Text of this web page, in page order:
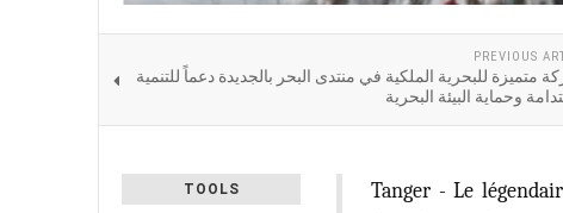
PREVIOUS
متميزة للبحرية الملكية في منتدى البحر بالجديدة دعماً للتنمية
وحماية البيئة البحرية
TOOLS
Tanger - Le